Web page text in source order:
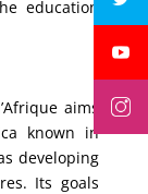
education
aims
known in
developing
Its goals